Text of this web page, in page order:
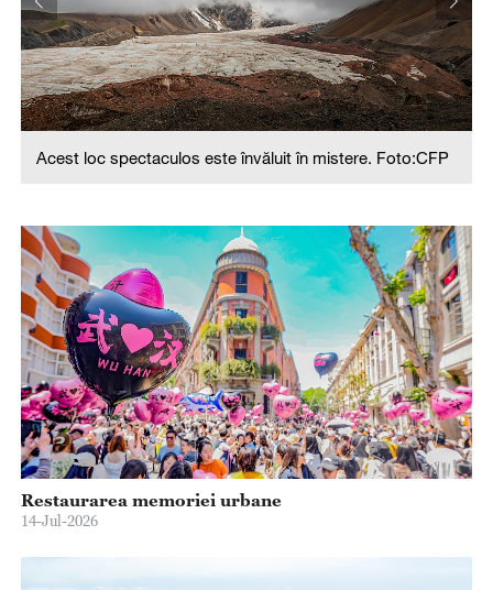
Acest loc spectaculos este învăluit în mistere. Foto:CFP
Restaurarea memoriei urbane
14-Jul-2026